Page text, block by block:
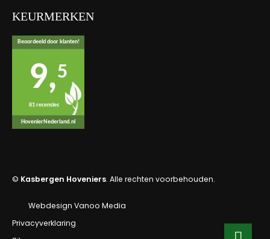
KEURMERKEN
Beoordeeld door klanten!
9,5
81 recensies
HovenierNederland.nl
© Kasbergen Hoveniers. Alle rechten voorbehouden.
Webdesign Vanoo Media
Privacyverklaring